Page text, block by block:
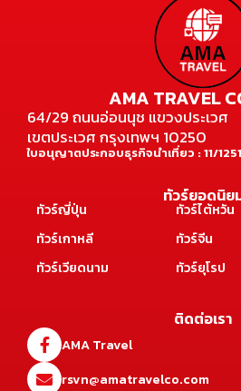
AMA TRAVEL
64/29 ถนนอ่อนนุช แขวงประเวศ
เขตประเวศ กรุงเทพฯ 10250
ใบอนุญาตประกอบธุรกิจนำเที่ยว : 11/
ทัวร์ยอดนิย
ทัวร์ญี่ปุ่น
ทัวร์เกาหลี
ทัวร์เวียดนาม
ทัวร์ไต้หวัน
ทัวร์จีน
ทัวร์ยุโรป
ติดต่อเรา
AMA Travel
rsvn@amatravelco.com